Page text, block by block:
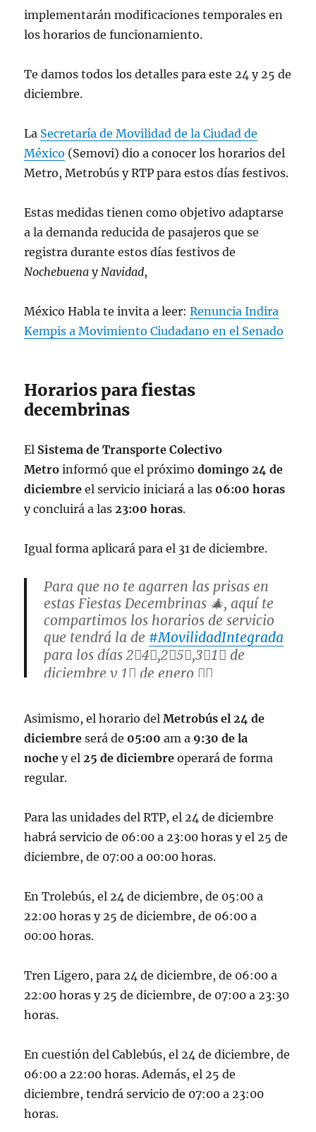
implementarán modificaciones temporales en
los horarios de funcionamiento.
Te damos todos los detalles para este 24 y 25 de
diciembre.
La Secretaría de Movilidad de la Ciudad de
México (Semovi) dio a conocer los horarios del
Metro, Metrobús y RTP para estos días festivos.
Estas medidas tienen como objetivo adaptarse
a la demanda reducida de pasajeros que se
registra durante estos días festivos de
Nochebuena yNavidad,
México Habla te invita a leer:Renuncia Indira
Kempis a Movimiento Ciudadano en el Senado
Horarios para fiestas
decembrinas
El Sistema de Transporte Colectivo
Metro informó que el próximodomingo 24 de
diciembre el servicio iniciará a las 06:00 horas
y concluirá a las 23:00 horas.
Igual forma aplicará para el 31 de diciembre.
Para que no te agarren las prisas en
estas Fiestas Decembrinas 🎄, aquí te
compartimos los horarios de servicio
que tendrá la de #MovilidadIntegrada
para los días 2⃣4⃣,2⃣5⃣,3⃣1⃣ de
diciembre y 1⃣ de enero 👇🏽
— Secretaría de Movilidad CDMX
(@LaSEMOVI)December 21, 2023
Asimismo, el horario delMetrobús el 24 de
diciembre será de 05:00am a 9:30 de la
noche y el25 de diciembre operará de forma
regular.
Para las unidades del RTP, el 24 de diciembre
habrá servicio de 06:00 a 23:00 horas y el 25 de
diciembre, de 07:00 a 00:00 horas.
En Trolebús, el 24 de diciembre, de 05:00 a
22:00 horas y 25 de diciembre, de 06:00 a
00:00 horas.
Tren Ligero, para 24 de diciembre, de 06:00 a
22:00 horas y 25 de diciembre, de 07:00 a 23:30
horas.
En cuestión del Cablebús, el 24 de diciembre, de
06:00 a 22:00 horas. Además, el 25 de
diciembre, tendrá servicio de 07:00 a 23:00
horas.